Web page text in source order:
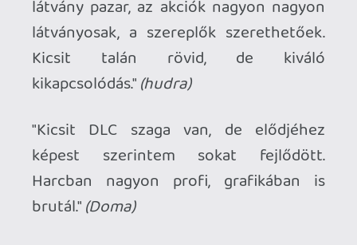
FINAL FANTASY VII REMAKE | Square
Enix
"Rengeteg önfeledt, boldog és érzelmes
órát okozott az eredeti. És ezt a Remake
zenék, kibővített sztori, események,
karakterek maximálisan hűek
önmagukhoz és sokkal többek is annál
már, fantasztikus harcrendszer."
(ssj4vegita)